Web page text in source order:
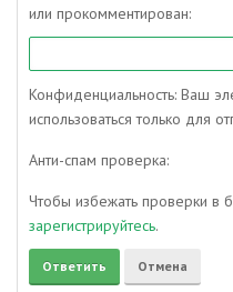
или прокомментирован:
Конфиденциальность: Ваш
использоваться только для
Анти-спам проверка:
Чтобы избежать проверки в
зарегистрируйтесь.